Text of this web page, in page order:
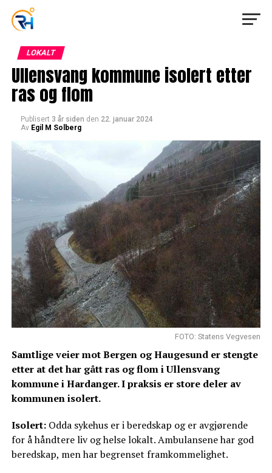
LOKALT
Ullensvang kommune isolert etter
ras og flom
Publisert 3 år siden den 22. januar 2024
Av Egil M Solberg
FOTO: Statens Vegvesen
Samtlige veier mot Bergen og Haugesund er stengte
etter at det har gått ras og flom i Ullensvang
kommune i Hardanger. I praksis er store deler av
kommunen isolert.
Isolert:Odda sykehus er i beredskap og er avgjørende
for å håndtere liv og helse lokalt. Ambulansene har god
beredskap, men har begrenset framkommelighet.